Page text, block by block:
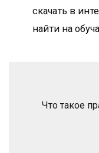
скачать в
найти на
Что такое